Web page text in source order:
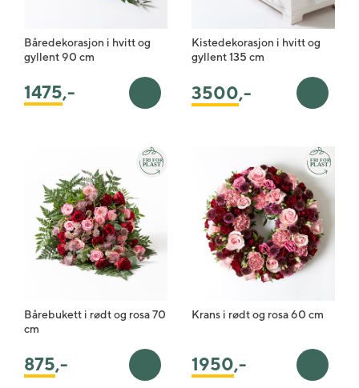
Båredekorasjon i hvitt og
gyllent 90 cm
1475,- Legg i handlekurv
Kistedekorasjon i hvitt og
gyllent 135 cm
3500,- Legg i
Bårebukett i rødt og rosa 70
cm
875,- Legg i handlekurv
Krans i rødt og rosa 60 cm
1950,- Legg i